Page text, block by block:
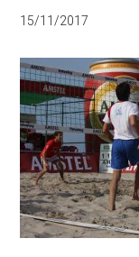
15/11/2017